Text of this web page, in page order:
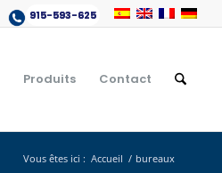
915-593-625
Produits Contact
Vous êtes ici : Accueil / bureaux